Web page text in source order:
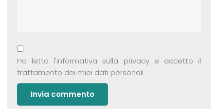
Ho letto l'informativa sulla privacye accetto il
trattamento dei miei dati personali